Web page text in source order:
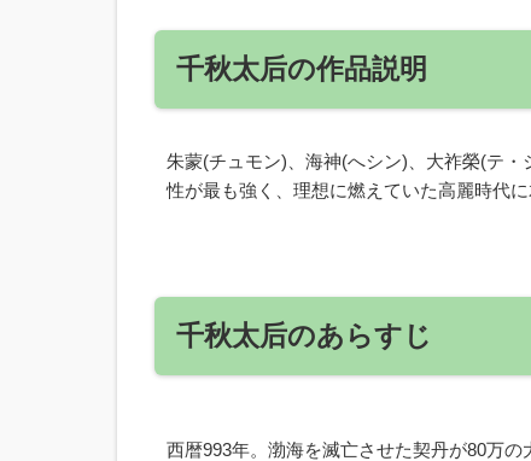
千秋太后の作品説明
朱蒙(チュモン)、海神(へシン)、大祚榮(テ
性が最も強く、理想に燃えていた高麗時代
千秋太后のあらすじ
西暦993年。渤海を滅亡させた契丹が80万